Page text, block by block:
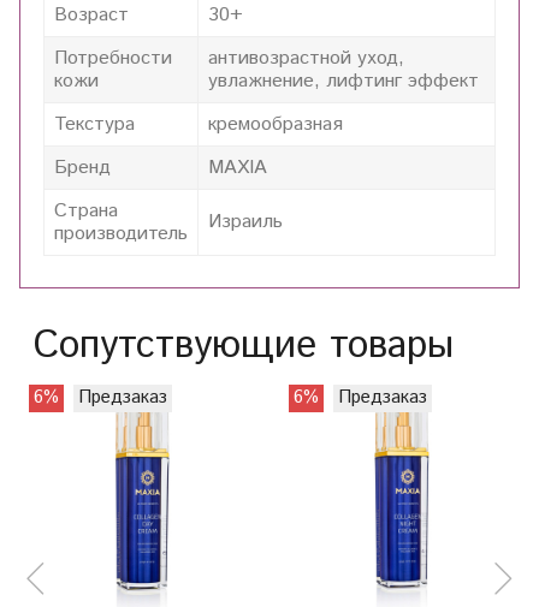
Возраст
30+
Потребности
кожи
антивозрастной уход,
увлажнение, лифтинг эффект
Текстура
кремообразная
Бренд
MAXIA
Страна
производитель
Израиль
Сопутствующие товары
6% Предзаказ 6% Предзаказ